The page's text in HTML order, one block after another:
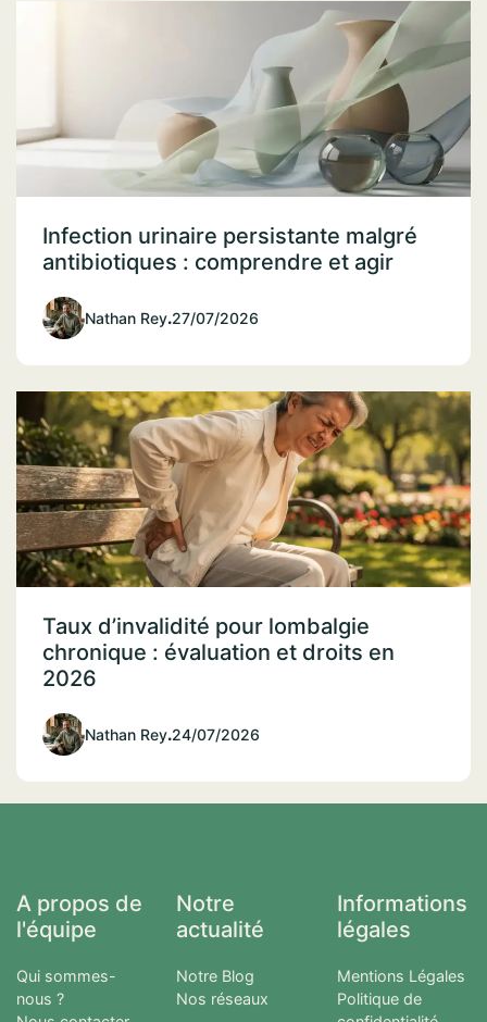
Infection urinaire persistante malgré
antibiotiques : comprendre et agir
Nathan Rey.27/07/2026
Taux d’invalidité pour lombalgie
chronique : évaluation et droits en
2026
Nathan Rey.24/07/2026
A propos de
l'équipe
Qui sommes-
nous ?
Notre
actualité
Notre Blog
Nos réseaux
Informations
légales
Mentions Légales
Politique de